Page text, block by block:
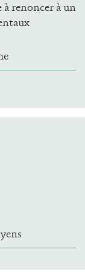
à renoncer à un